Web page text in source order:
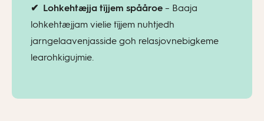
✔ Lohkehtæjja tïjjem spååroe – Baaja
lohkehtæjjam vielie tïjjem nuhtjedh
jarngelaavenjasside goh relasjovnebigkeme
learohkigujmie.